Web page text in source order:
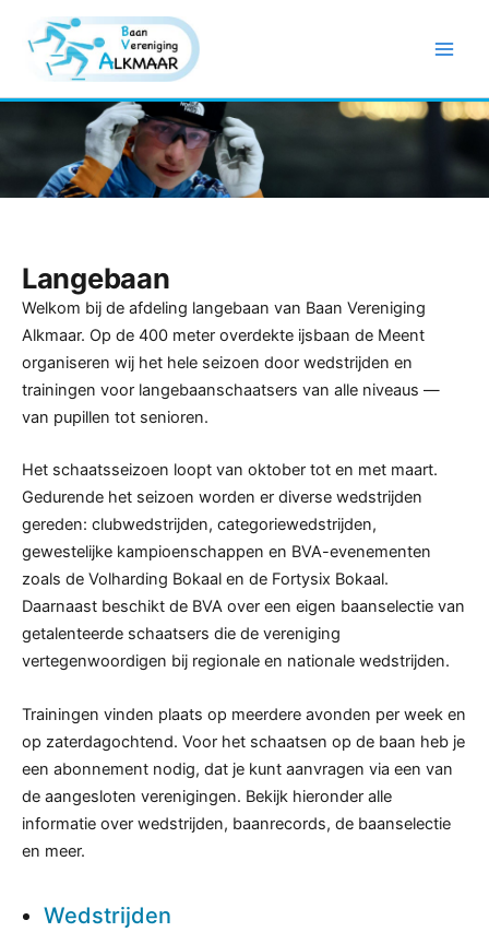
naar
inhoud
Langebaan
Welkom bij de afdeling langebaan van Baan Vereniging
Alkmaar. Op de 400 meter overdekte ijsbaan de Meent
organiseren wij het hele seizoen door wedstrijden en
trainingen voor langebaanschaatsers van alle niveaus —
van pupillen tot senioren.
Het schaatsseizoen loopt van oktober tot en met maart.
Gedurende het seizoen worden er diverse wedstrijden
gereden: clubwedstrijden, categorie­wedstrijden,
gewestelijke kampioenschappen en BVA-evenementen
zoals de Volharding Bokaal en de Fortysix Bokaal.
Daarnaast beschikt de BVA over een eigen baanselectie van
getalenteerde schaatsers die de vereniging
vertegenwoordigen bij regionale en nationale wedstrijden.
Trainingen vinden plaats op meerdere avonden per week en
op zaterdagochtend. Voor het schaatsen op de baan heb je
een abonnement nodig, dat je kunt aanvragen via een van
de aangesloten verenigingen. Bekijk hieronder alle
informatie over wedstrijden, baanrecords, de baanselectie
en meer.
Wedstrijden